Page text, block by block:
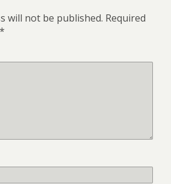
will not be published. Required
*